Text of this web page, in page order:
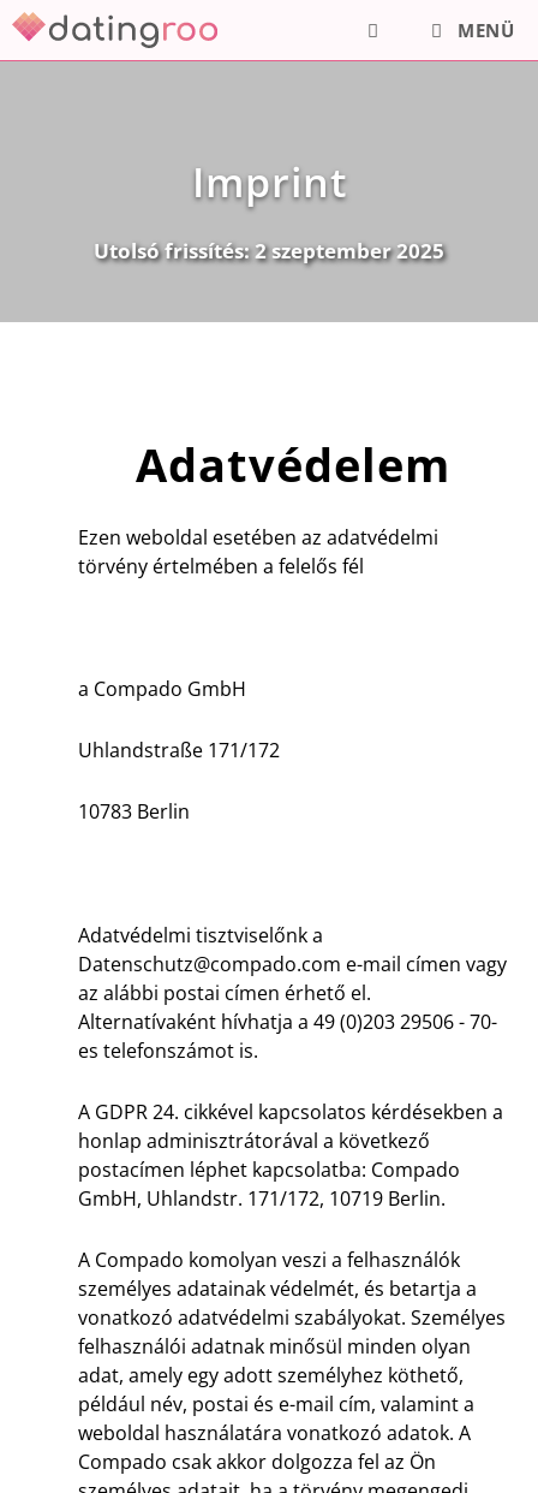
Kilépés
MENÜ
Imprint
Utolsó frissítés:2 szeptember 2025
Adatvédelem
Ezen weboldal esetében az adatvédelmi
törvény értelmében a felelős fél
a Compado GmbH
Uhlandstraße 171/172
10783 Berlin
Adatvédelmi tisztviselőnk a
Datenschutz@compado.com e-mail címen vagy
az alábbi postai címen érhető el.
Alternatívaként hívhatja a 49 (0)203 29506 - 70-
es telefonszámot is.
A GDPR 24. cikkével kapcsolatos kérdésekben a
honlap adminisztrátorával a következő
postacímen léphet kapcsolatba: Compado
GmbH, Uhlandstr. 171/172, 10719 Berlin.
A Compado komolyan veszi a felhasználók
személyes adatainak védelmét, és betartja a
vonatkozó adatvédelmi szabályokat. Személyes
felhasználói adatnak minősül minden olyan
adat, amely egy adott személyhez köthető,
például név, postai és e-mail cím, valamint a
weboldal használatára vonatkozó adatok. A
Compado csak akkor dolgozza fel az Ön